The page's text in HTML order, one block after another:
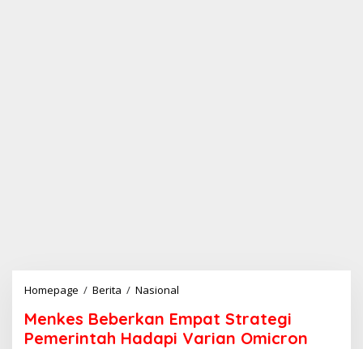
Homepage / Berita / Nasional
n
k
Menkes Beberkan Empat Strategi
Pemerintah Hadapi Varian Omicron